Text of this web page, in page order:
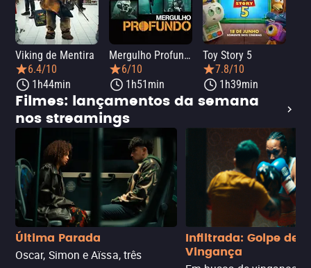
Viking de Mentira
6.4/10
1h44min
Mergulho Profundo
6/10
1h51min
Toy Story 5
7.8/10
1h39min
Filmes: lançamentos da semana
nos streamings
Última Parada
Oscar, Simon e Aïssa, três
Infiltrada: Golpe de
Vingança